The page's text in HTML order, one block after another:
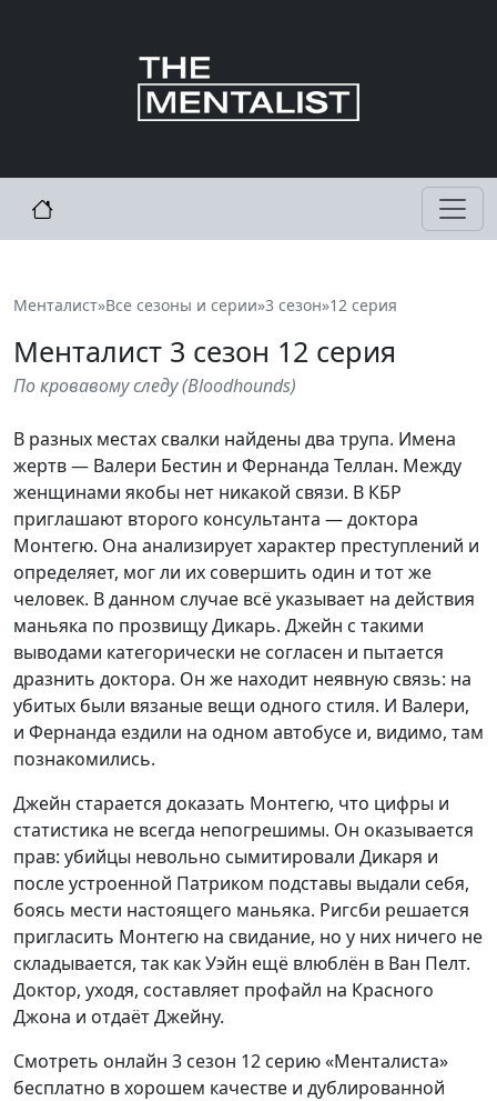
Менталист»Все сезоны и серии»3 сезон»12 серия
Менталист 3 сезон 12 серия
По кровавому следу(Bloodhounds)
В разных местах свалки найдены два трупа. Имена
жертв — Валери Бестин и Фернанда Теллан. Между
женщинами якобы нет никакой связи. В КБР
приглашают второго консультанта — доктора
Монтегю. Она анализирует характер преступлений и
определяет, мог ли их совершить один и тот же
человек. В данном случае всё указывает на действия
маньяка по прозвищу Дикарь. Джейн с такими
выводами категорически не согласен и пытается
дразнить доктора. Он же находит неявную связь: на
убитых были вязаные вещи одного стиля. И Валери,
и Фернанда ездили на одном автобусе и, видимо, там
познакомились.
Джейн старается доказать Монтегю, что цифры и
статистика не всегда непогрешимы. Он оказывается
прав: убийцы невольно сымитировали Дикаря и
после устроенной Патриком подставы выдали себя,
боясь мести настоящего маньяка. Ригсби решается
пригласить Монтегю на свидание, но у них ничего не
складывается, так как Уэйн ещё влюблён в Ван Пелт.
Доктор, уходя, составляет профайл на Красного
Джона и отдаёт Джейну.
Смотреть онлайн 3 сезон 12 серию «Менталиста»
бесплатно в хорошем качестве и дублированной